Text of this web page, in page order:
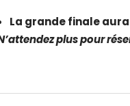
La grande finale
plus pour